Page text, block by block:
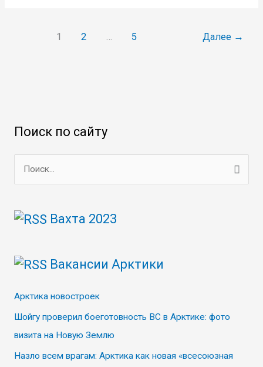
1 2 … 5 Далее →
Поиск по сайту
и
:
Вахта 2023
Вакансии Арктики
Арктика новостроек
Шойгу проверил боеготовность ВС в Арктике: фото
визита на Новую Землю
Назло всем врагам: Арктика как новая «всесоюзная